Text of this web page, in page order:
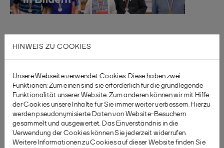
HINWEIS ZU COOKIES
Unsere Webseite verwendet Cookies. Diese haben zwei
Funktionen: Zum einen sind sie erforderlich für die grundlegende
Funktionalität unserer Website. Zum anderen können wir mit Hilfe
der Cookies unsere Inhalte für Sie immer weiter verbessern. Hierzu
werden pseudonymisierte Daten von Website-Besuchern
gesammelt und ausgewertet. Das Einverständnis in die
Verwendung der Cookies können Sie jederzeit widerrufen.
Weitere Informationen zu Cookies auf dieser Website finden Sie